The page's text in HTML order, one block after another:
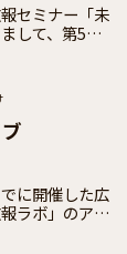
セミナー「未
して、第5回
各地の広
に開催した広
ラボ」のアー